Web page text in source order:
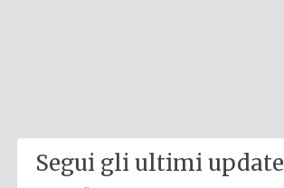
Segui gli ultimi update